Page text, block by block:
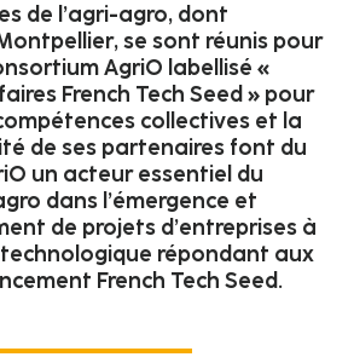
de l’agri-agro, dont
se sont réunis pour
AgriO labellisé «
French Tech Seed » pour
collectives et la
de ses partenaires font du
un acteur essentiel du
dans l’émergence et
de projets d’entreprises à
répondant aux
French Tech Seed.